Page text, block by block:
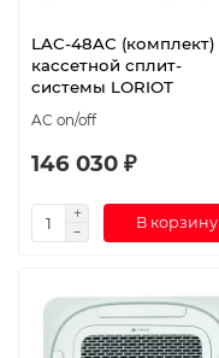
LAC-48AC (комплект)
кассетной сплит-
системы LORIOT
AC on/off
146 030 ₽
В корзину